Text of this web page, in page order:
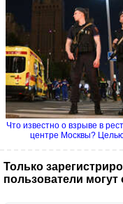
Что известно о взрыве в
центре Москвы?
Только
пользователи